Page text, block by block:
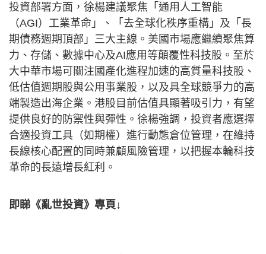
投資部署方面，徐楊建議聚焦「通用人工智能
（AGI）工業革命」、「去全球化秩序重構」及「長
期債務週期頂部」三大主線。美國市場應繼續聚焦算
力、存儲、數據中心及AI應用等顛覆性科技股。至於
大中華市場可關注國產化進程加速的高質量科技股、
低估值週期股與公用事業股，以及具全球競爭力的高
端製造出海企業。港股目前估值具顯著吸引力，有望
提供良好的防禦性與彈性。徐楊強調，投資者應選擇
合適投資工具（如期權）進行動態倉位管理，在維持
長線核心配置的同時兼顧風險管理，以把握本輪科技
革命的長遠增長紅利。
即睇《亂世投資》專頁↓